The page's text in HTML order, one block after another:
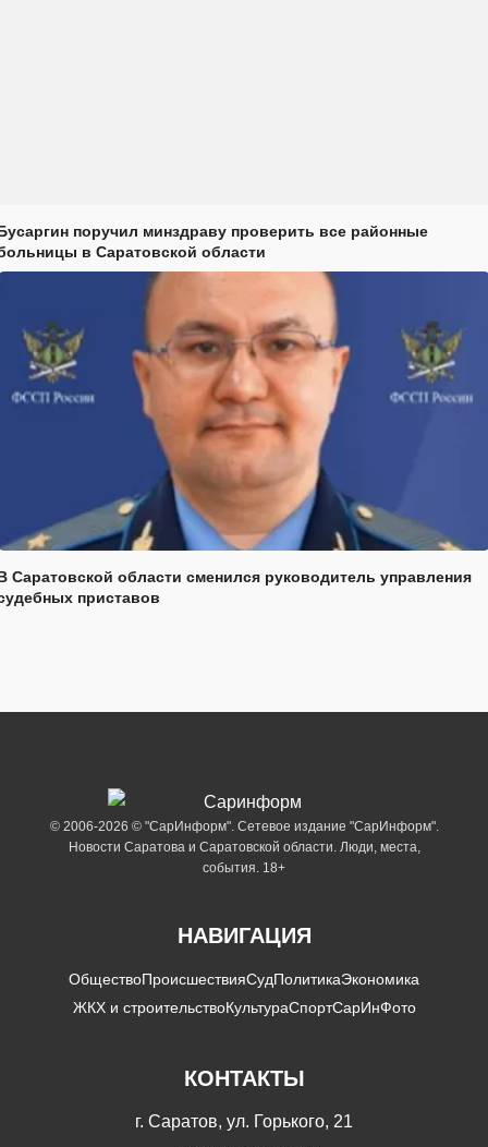
поручил минздраву проверить все районные
в Саратовской области
Саратовской области сменился руководитель управления
приставов
© 2006-2026 © "СарИнформ". Сетевое издание "СарИнформ".
Новости Саратова и Саратовской области. Люди, места,
события. 18+
НАВИГАЦИЯ
ОбществоПроисшествияСудПолитикаЭкономика
ЖКХ и строительствоКультураСпортСарИнФото
КОНТАКТЫ
г. Саратов, ул. Горького, 21